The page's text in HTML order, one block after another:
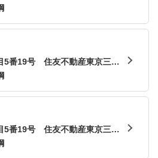
5番19号 住友不動産東京三田
5番19号 住友不動産東京三田